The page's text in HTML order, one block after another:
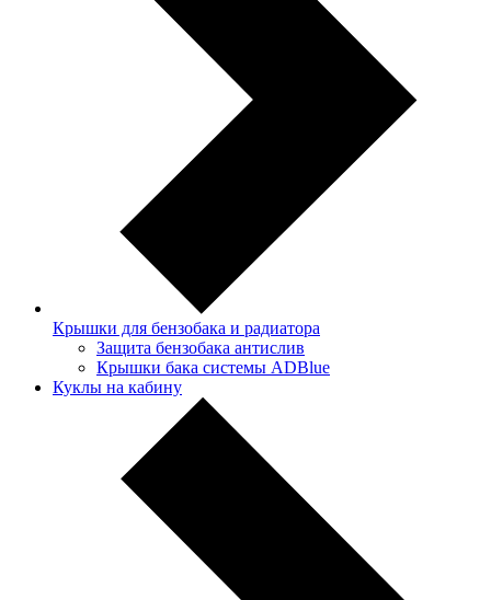
Крышки для бензобака и радиатора
Защита бензобака антислив
Крышки бака системы ADBlue
Куклы на кабину